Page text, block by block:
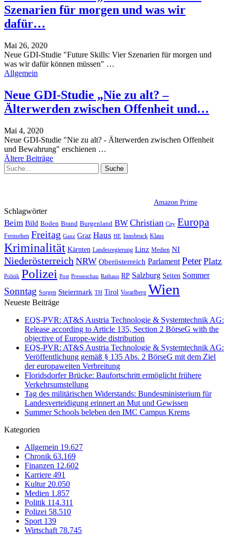
Szenarien für morgen und was wir
dafür…
Mai 26, 2020
Neue GDI-Studie "Future Skills: Vier Szenarien für morgen und
was wir dafür können müssen" …
Allgemein
Neue GDI-Studie „Nie zu alt? –
Älterwerden zwischen Offenheit und…
Mai 4, 2020
Neue GDI-Studie "Nie zu alt? - Älterwerden zwischen Offenheit
und Bewahrung" erschienen …
Ältere Beiträge
Amazon Prime
Schlagwörter
Beim Bild Boden Brand Burgenland BW Christian City Europa
Fernsehen Freitag Ganz Graz Haus HE Innsbruck Klaus
Kriminalität Kärnten Landesregierung Linz Medien NI
Niederösterreich NRW Oberösterreich Parlament Peter Platz
Politik Polizei Post Presseschau Rathaus RP Salzburg Seiten Sommer
Sonntag Sorgen Steiermark TH Tirol Vorarlberg Wien
Neueste Beiträge
EQS-PVR: AT&S Austria Technologie & Systemtechnik AG:
Release according to Article 135, Section 2 BörseG with the
objective of Europe-wide distribution
EQS-PVR: AT&S Austria Technologie & Systemtechnik AG:
Veröffentlichung gemäß § 135 Abs. 2 BörseG mit dem Ziel
der europaweiten Verbreitung
Floridsdorfer Brücke: Baufortschritt ermöglicht frühere
Verkehrsumstellung
Tag des militärischen Widerstands: Bundesministerium für
Landesverteidigung erinnert an Mut und Gewissen
Summer Schools beleben den IMC Campus Krems
Kategorien
Allgemein 19.627
Chronik 63.169
Finanzen 12.602
Karriere 491
Kultur 20.050
Medien 1.857
Politik 114.311
Polizei 58.510
Sport 139
Wirtschaft 78.745